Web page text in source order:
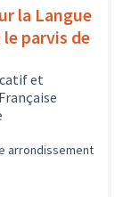
la Langue
parvis de
et
arrondissement